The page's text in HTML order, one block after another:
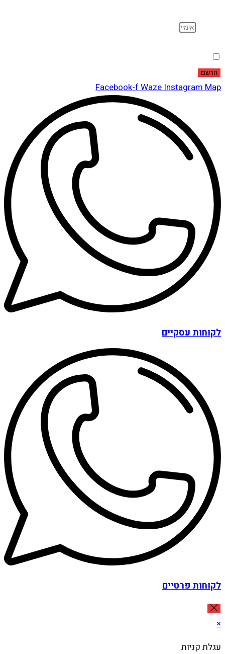
הרשם
Facebook-f Waze Instagram Map
לקוחות עסקיים
לקוחות פרטיים
×
עגלת קניות